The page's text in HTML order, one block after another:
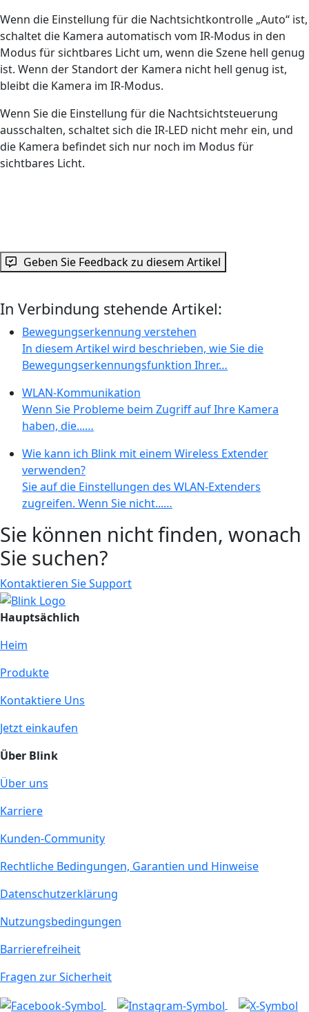
Wenn die Einstellung für die Nachtsichtkontrolle „Auto“ ist,
schaltet die Kamera automatisch vom IR-Modus in den
Modus für sichtbares Licht um, wenn die Szene hell genug
ist. Wenn der Standort der Kamera nicht hell genug ist,
bleibt die Kamera im IR-Modus.
Wenn Sie die Einstellung für die Nachtsichtsteuerung
ausschalten, schaltet sich die IR-LED nicht mehr ein, und
die Kamera befindet sich nur noch im Modus für
sichtbares Licht.
Geben Sie Feedback zu diesem Artikel
In Verbindung stehende Artikel:
Bewegungserkennung verstehen
In diesem Artikel wird beschrieben, wie Sie die
Bewegungserkennungsfunktion Ihrer…
WLAN-Kommunikation
Wenn Sie Probleme beim Zugriff auf Ihre Kamera
haben, die...…
Wie kann ich Blink mit einem Wireless Extender
verwenden?
Sie auf die Einstellungen des WLAN-Extenders
zugreifen. Wenn Sie nicht...…
Sie können nicht finden, wonach
Sie suchen?
Kontaktieren Sie Support
Hauptsächlich
Heim
Produkte
Kontaktiere Uns
Jetzt einkaufen
Über Blink
Über uns
Karriere
Kunden-Community
Rechtliche Bedingungen, Garantien und Hinweise
Datenschutzerklärung
Nutzungsbedingungen
Barrierefreiheit
Fragen zur Sicherheit